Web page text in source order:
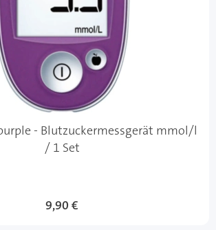
- Blutzuckermessgerät mmol/l
/ 1 Set
9,90 €